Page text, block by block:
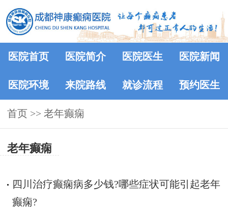
医院首页 医院简介 医院医生 医院新闻
医院环境 来院路线 就诊流程 预约医生
首页 >> 老年癫痫
老年癫痫
四川治疗癫痫病多少钱?哪些症状可能引起老年
癫痫?